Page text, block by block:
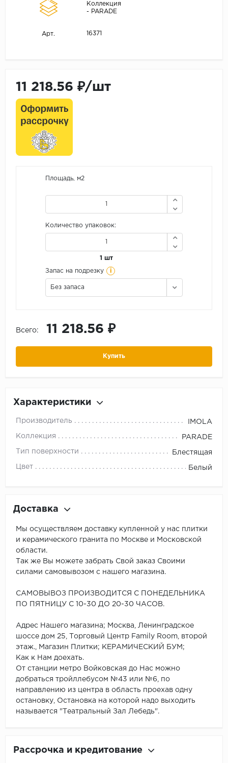
Коллекция
- PARADE
Арт. 16371
11 218.56 ₽/шт
Площадь, м2
Количество упаковок:
1 шт
Запас на подрезку i
Без запаса
Всего: 11 218.56 ₽
Купить
Характеристики
Производитель IMOLA
Коллекция PARADE
Тип поверхности Блестящая
Цвет Белый
Доставка
Мы осуществляем доставку купленной у нас плитки
и керамического гранита по Москве и Московской
области.
Так же Вы можете забрать Свой заказ Своими
силами самовывозом с нашего магазина.
САМОВЫВОЗ ПРОИЗВОДИТСЯ С ПОНЕДЕЛЬНИКА
ПО ПЯТНИЦУ С 10-30 ДО 20-30 ЧАСОВ.
Адрес Нашего магазина; Москва, Ленинградское
шоссе дом 25, Торговый Центр Family Room, второй
этаж., Магазин Плитки; КЕРАМИЧЕСКИЙ БУМ;
Как к Нам доехать.
От станции метро Войковская до Нас можно
добраться тройллебусом №43 или №6, по
направлению из центра в область проехав одну
остановку, Остановка на которой надо выходить
называется "Театральный Зал Лебедь".
Рассрочка и кредитование